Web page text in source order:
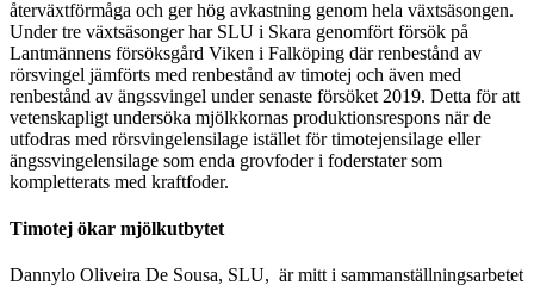
återväxtförmåga och ger hög avkastning genom hela växtsäsongen.
Under tre växtsäsonger har SLU i Skara genomfört försök på
Lantmännens försöksgård Viken i Falköping där renbestånd av
rörsvingel jämförts med renbestånd av timotej och även med
renbestånd av ängssvingel under senaste försöket 2019. Detta för att
vetenskapligt undersöka mjölkkornas produktionsrespons när de
utfodras med rörsvingelensilage istället för timotejensilage eller
ängssvingelensilage som enda grovfoder i foderstater som
kompletterats med kraftfoder.
Timotej ökar mjölkutbytet
Dannylo Oliveira De Sousa, SLU, är mitt i sammanställningsarbetet